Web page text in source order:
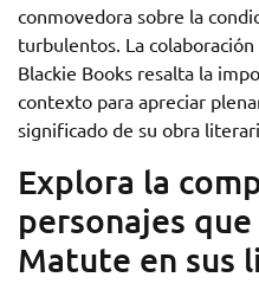
conmovedora sobre la
turbulentos. La
Blackie Books resalta la
contexto para apreciar
significado de su obra
Explora la
personajes
Matute en sus